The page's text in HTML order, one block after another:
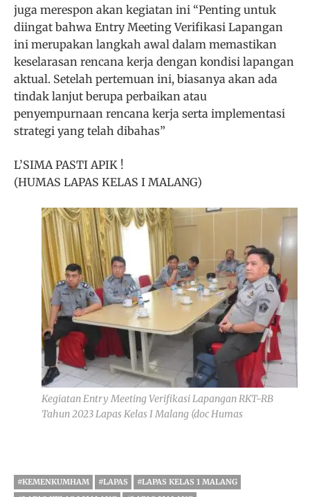
juga merespon akan kegiatan ini “Penting untuk
diingat bahwa Entry Meeting Verifikasi Lapangan
ini merupakan langkah awal dalam memastikan
keselarasan rencana kerja dengan kondisi lapangan
aktual. Setelah pertemuan ini, biasanya akan ada
tindak lanjut berupa perbaikan atau
penyempurnaan rencana kerja serta implementasi
strategi yang telah dibahas”
L’SIMA PASTI APIK !
(HUMAS LAPAS KELAS I MALANG)
Kegiatan Entry Meeting Verifikasi Lapangan RKT-RB
Tahun 2023 Lapas Kelas I Malang (doc Humas
#KEMENKUMHAM #LAPAS
#LAPAS KELAS 1 MALANG